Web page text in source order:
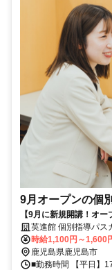
9月オープンの個
【9月に新規開講！オ
日、1コマ～OK！大学
英進館 個別指導パス
時給1,100円～1,600
鹿児島県鹿児島市
■勤務時間 【平日】